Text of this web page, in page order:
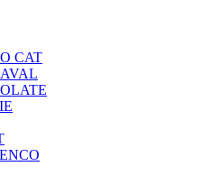
CAT